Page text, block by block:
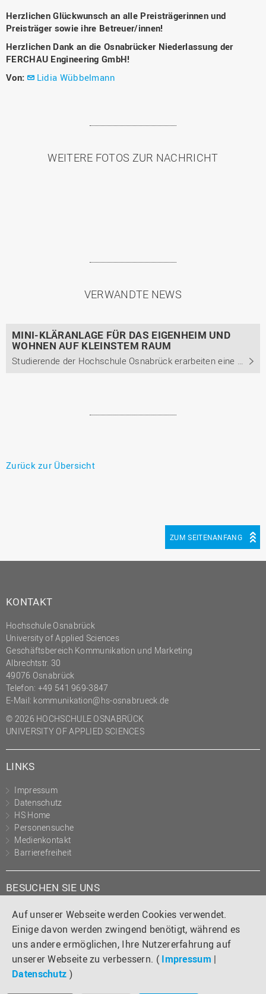
Auf unserer Webseite werden Cookies verwendet.
Einige davon werden zwingend benötigt, während es
uns andere ermöglichen, Ihre Nutzererfahrung auf
unserer Webseite zu verbessern. ( Impressum |
Datenschutz )
Herzlichen Glückwunsch an alle Preisträgerinnen und
Preisträger sowie ihre Betreuer/innen!
Herzlichen Dank an die Osnabrücker Niederlassung der
FERCHAU Engineering GmbH!
Von:
Lidia Wübbelmann
WEITERE FOTOS ZUR NACHRICHT
VERWANDTE NEWS
MINI-KLÄRANLAGE FÜR DAS EIGENHEIM UND
WOHNEN AUF KLEINSTEM RAUM
Zurück zur Übersicht
ZUM SEITENANFANG
KONTAKT
Hochschule Osnabrück
University of Applied Sciences
Geschäftsbereich Kommunikation und Marketing
Albrechtstr. 30
49076 Osnabrück
Telefon: +49 541 969-3847
E-Mail: kommunikation@hs-osnabrueck.de
© 2026 HOCHSCHULE OSNABRÜCK
UNIVERSITY OF APPLIED SCIENCES
LINKS
Impressum
Datenschutz
HS Home
Personensuche
Medienkontakt
Barrierefreiheit
BESUCHEN SIE UNS
Instagram
TiktokLinkedIn
YouTube
Facebook